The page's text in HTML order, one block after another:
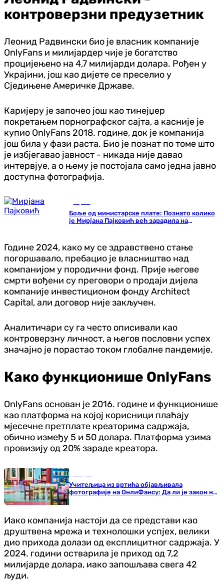
контроверзни предузетник
Леонид Радвински био је власник компаније
OnlyFans и милијардер чије је богатство
процијењено на 4,7 милијарди долара. Рођен у
Украјини, још као дијете се преселио у
Сједињене Америчке Државе.
Каријеру је започео још као тинејџер
покретањем порнографског сајта, а касније је
купио OnlyFans 2018. године, док је компанија
још била у фази раста. Био је познат по томе што
је избјегавао јавност - никада није давао
интервјуе, а о њему је постојала само једна јавно
доступна фотографија.
Боље од министарске плате: Познато колико
је Мирјана Пајковић већ зарадила на
Године 2024, како му се здравствено стање
погоршавало, пребацио је власништво над
компанијом у породични фонд. Прије његове
смрти вођени су преговори о продаји дијела
компаније инвестиционом фонду Architect
Capital, али договор није закључен.
Аналитичари су га често описивали као
контроверзну личност, а његов пословни успех
значајно је порастао током глобалне пандемије.
Како функционише OnlyFans
OnlyFans основан је 2016. године и функционише
као платформа на којој корисници плаћају
мјесечне претплате креаторима садржаја,
обично између 5 и 50 долара. Платформа узима
провизију од 20% зараде креатора.
Учитељица из вртића објављивала
фотографије на ОнлиФансу: Да ли је закон на
њеној страни?
Иако компанија настоји да се представи као
друштвена мрежа и технолошки успјех, велики
дио прихода долази од експлицитног садржаја. У
2024. години остварила је приход од 7,2
милијарде долара, иако запошљава свега 42
људи.